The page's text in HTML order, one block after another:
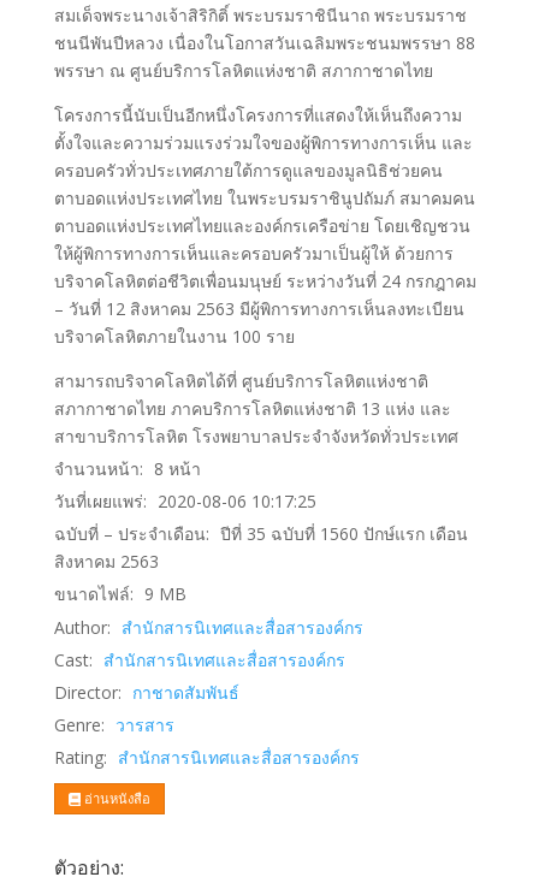
สมเด็จพระนางเจ้าสิริกิติ์ พระบรมราชินีนาถ พระบรมราช
ชนนีพันปีหลวง เนื่องในโอกาสวันเฉลิมพระชนมพรรษา 88
พรรษา ณ ศูนย์บริการโลหิตแห่งชาติ สภากาชาดไทย
โครงการนี้นับเป็นอีกหนึ่งโครงการที่แสดงให้เห็นถึงความ
ตั้งใจและความร่วมแรงร่วมใจของผู้พิการทางการเห็น และ
ครอบครัวทั่วประเทศภายใต้การดูแลของมูลนิธิช่วยคน
ตาบอดแห่งประเทศไทย ในพระบรมราชินูปถัมภ์ สมาคมคน
ตาบอดแห่งประเทศไทยและองค์กรเครือข่าย โดยเชิญชวน
ให้ผู้พิการทางการเห็นและครอบครัวมาเป็นผู้ให้ ด้วยการ
บริจาคโลหิตต่อชีวิตเพื่อนมนุษย์ ระหว่างวันที่ 24 กรกฎาคม
– วันที่ 12 สิงหาคม 2563 มีผู้พิการทางการเห็นลงทะเบียน
บริจาคโลหิตภายในงาน 100 ราย
สามารถบริจาคโลหิตได้ที่ ศูนย์บริการโลหิตแห่งชาติ
สภากาชาดไทย ภาคบริการโลหิตแห่งชาติ 13 แห่ง และ
สาขาบริการโลหิต โรงพยาบาลประจำจังหวัดทั่วประเทศ
จำนวนหน้า: 8 หน้า
วันที่เผยแพร่: 2020-08-06 10:17:25
ฉบับที่ – ประจำเดือน: ปีที่ 35 ฉบับที่ 1560 ปักษ์แรก เดือน
สิงหาคม 2563
ขนาดไฟล์: 9 MB
Author: สำนักสารนิเทศและสื่อสารองค์กร
Cast: สำนักสารนิเทศและสื่อสารองค์กร
Director: กาชาดสัมพันธ์
Genre: วารสาร
Rating: สำนักสารนิเทศและสื่อสารองค์กร
อ่านหนังสือ
ตัวอย่าง: